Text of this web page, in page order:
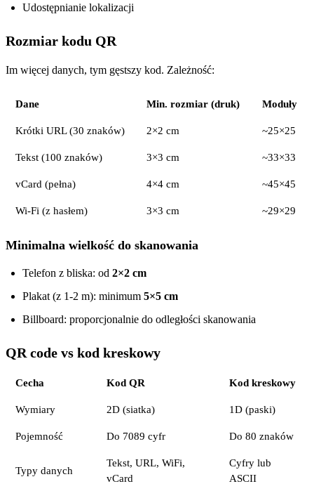
Udostępnianie lokalizacji
Rozmiar kodu QR
Im więcej danych, tym gęstszy kod. Zależność:
Dane Min. rozmiar (druk) Moduły
Krótki URL (30 znaków) 2×2 cm ~25×25
Tekst (100 znaków) 3×3 cm ~33×33
vCard (pełna) 4×4 cm ~45×45
Wi-Fi (z hasłem) 3×3 cm ~29×29
Minimalna wielkość do skanowania
Telefon z bliska: od 2×2 cm
Plakat (z 1-2 m): minimum 5×5 cm
Billboard: proporcjonalnie do odległości skanowania
QR code vs kod kreskowy
Cecha Kod QR Kod kreskowy
Wymiary 2D (siatka) 1D (paski)
Pojemność Do 7089 cyfr Do 80 znaków
Typy danych
Tekst, URL, WiFi,
vCard
Cyfry lub
ASCII